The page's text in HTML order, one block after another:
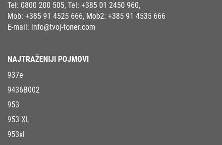
Tel: 0800 200 505, Tel: +385 01 2450 960,
Mob: +385 91 4525 666, Mob2: +385 91 4535 666
E-mail: info@tvoj-toner.com
NAJTRAŽENIJI POJMOVI
937e
9436B002
953
953 XL
953xl